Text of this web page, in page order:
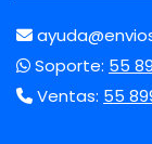
Soporte: 55
Ventas: 55